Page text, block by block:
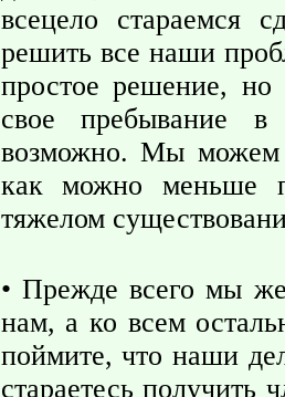
всецело стараемся
решить все наши
простое решение,
свое пребывание в
возможно. Мы можем
как можно меньше
тяжелом
• Прежде всего мы
нам, а ко всем
поймите, что наши
стараетесь получить